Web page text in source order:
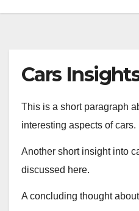
Cars
This is a short paragraph
interesting aspects of cars.
Another short insight into
discussed here.
A concluding thought